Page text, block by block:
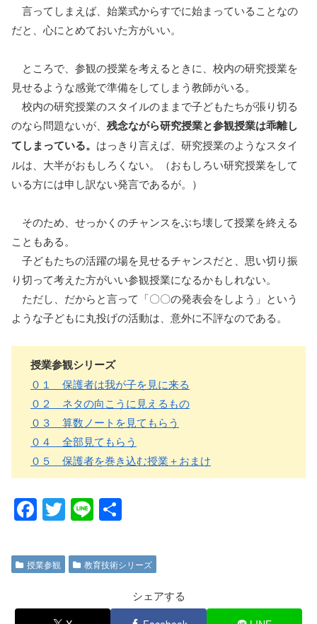
言ってしまえば、始業式からすでに始まっていることなの
だと、心にとめておいた方がいい。
ところで、参観の授業を考えるときに、校内の研究授業を
見せるような感覚で準備をしてしまう教師がいる。
校内の研究授業のスタイルのままで子どもたちが張り切る
のなら問題ないが、 残念ながら研究授業と参観授業は乖離し
てしまっている。 はっきり言えば、研究授業のようなスタイ
ルは、大半がおもしろくない。（おもしろい研究授業をして
いる方には申し訳ない発言であるが。）
そのため、せっかくのチャンスをぶち壊して授業を終える
こともある。
子どもたちの活躍の場を見せるチャンスだと、思い切り振
り切って考えた方がいい参観授業になるかもしれない。
ただし、だからと言って「〇〇の発表会をしよう」という
ような子どもに丸投げの活動は、意外に不評なのである。
授業参観シリーズ
０１ 保護者は我が子を見に来る
０２ ネタの向こうに見えるもの
０３ 算数ノートを見てもらう
０４ 全部見てもらう
０５ 保護者を巻き込む授業＋おまけ
F
c
e
b
T
tt
er
Li
e
授業参観 教育技術シリーズ
シェアする